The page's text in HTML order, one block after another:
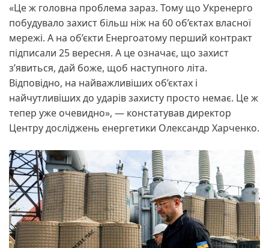
«Це ж головна проблема зараз. Тому що Укренерго
побудувало захист більш ніж на 60 об’єктах власної
мережі. А на об’єкти Енергоатому перший контракт
підписали 25 вересня. А це означає, що захист
з’явиться, дай боже, щоб наступного літа.
Відповідно, на найважливіших об’єктах і
найчутливіших до ударів захисту просто немає. Це ж
тепер уже очевидно», — констатував директор
Центру досліджень енергетики Олександр Харченко.